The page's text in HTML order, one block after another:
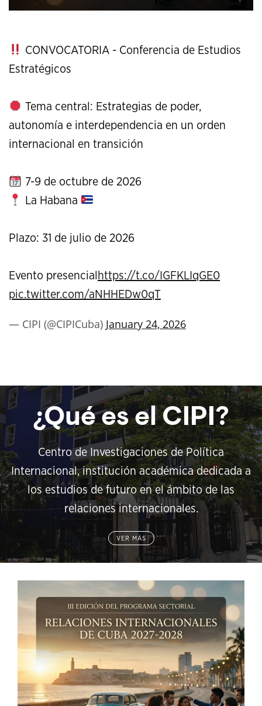
CONVOCATORIA - Conferencia de Estudios
Estratégicos
Tema central: Estrategias de poder,
autonomía e interdependencia en un orden
internacional en transición
7-9 de octubre de 2026
La Habana
Plazo: 31 de julio de 2026
Evento presencial https://t.co/IGFKLIqGE0
pic.twitter.com/aNHHEDw0qT
— CIPI (@CIPICuba) January 24, 2026
¿Qué es el CIPI?
Centro de Investigaciones de Política
Internacional, institución académica dedicada a
los estudios de futuro en el ámbito de las
relaciones internacionales.
VER MÁS